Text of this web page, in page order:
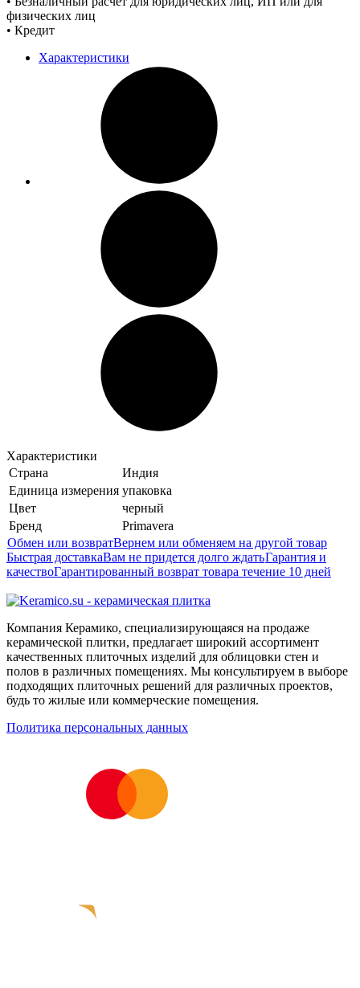
физических лиц
• Кредит
Характеристики
Характеристики
Страна
Индия
Единица измерения упаковка
Цвет
черный
Бренд
Primavera
Обмен или возвратВернем или обменяем на другой товар
Быстрая доставкаВам не придется долго ждатьГарантия и
качествоГарантированный возврат товара течение 10 дней
Компания Керамико, специализирующаяся на продаже
керамической плитки, предлагает широкий ассортимент
качественных плиточных изделий для облицовки стен и
полов в различных помещениях. Мы консультируем в выборе
подходящих плиточных решений для различных проектов,
будь то жилые или коммерческие помещения.
Политика персональных данных